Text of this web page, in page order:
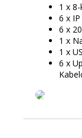
1 x
6 x
6 x
1 x
1 x
6 x